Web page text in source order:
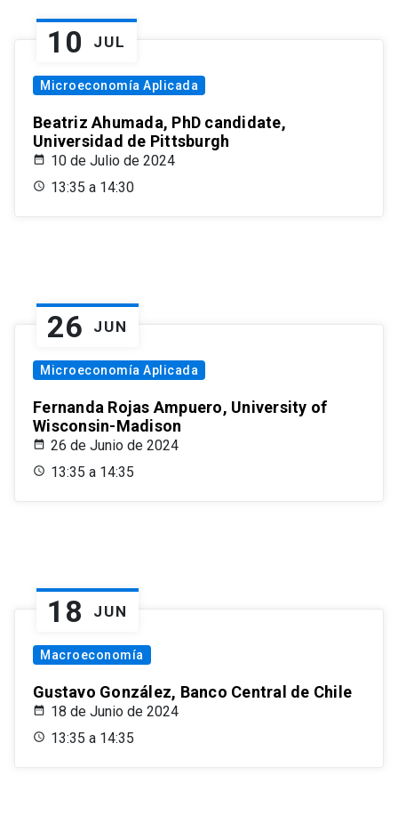
10 JUL
Microeconomía Aplicada
Beatriz Ahumada, PhD candidate,
Universidad de Pittsburgh
10 de Julio de 2024
13:35 a 14:30
26 JUN
Microeconomía Aplicada
Fernanda Rojas Ampuero, University of
Wisconsin-Madison
26 de Junio de 2024
13:35 a 14:35
18 JUN
Macroeconomía
Gustavo González, Banco Central de Chile
18 de Junio de 2024
13:35 a 14:35